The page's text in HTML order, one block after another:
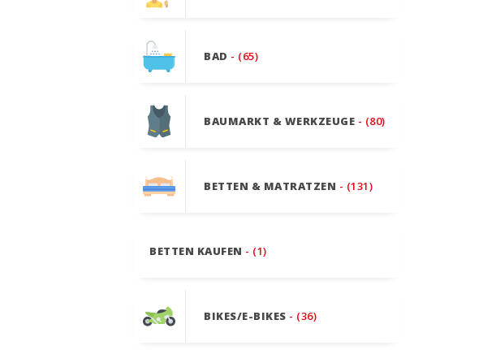
BAD - (65)
BAUMARKT & WERKZEUGE - (80)
BETTEN & MATRATZEN - (131)
BETTEN KAUFEN - (1)
BIKES/E-BIKES - (36)